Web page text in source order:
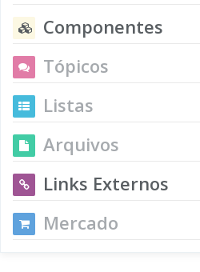
Componentes
Tópicos
Listas
Arquivos
Links Externos
Mercado